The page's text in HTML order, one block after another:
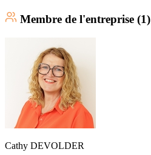
Membre de l'entreprise (1)
Cathy DEVOLDER